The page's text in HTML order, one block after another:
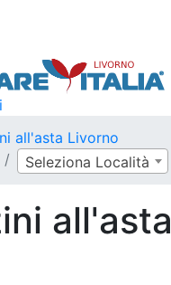
all'asta Livorno
Seleziona Località
all'asta